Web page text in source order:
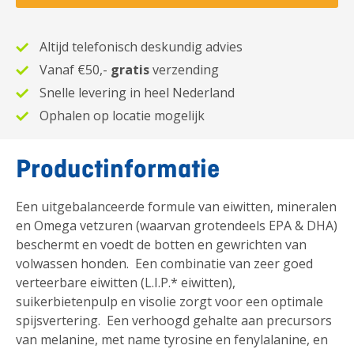
Altijd telefonisch deskundig advies
Vanaf €50,- gratisverzending
Snelle levering in heel Nederland
Ophalen op locatie mogelijk
Productinformatie
Een uitgebalanceerde formule van eiwitten, mineralen
en Omega vetzuren (waarvan grotendeels EPA & DHA)
beschermt en voedt de botten en gewrichten van
volwassen honden. Een combinatie van zeer goed
verteerbare eiwitten (L.I.P.* eiwitten),
suikerbietenpulp en visolie zorgt voor een optimale
spijsvertering. Een verhoogd gehalte aan precursors
van melanine, met name tyrosine en fenylalanine, en